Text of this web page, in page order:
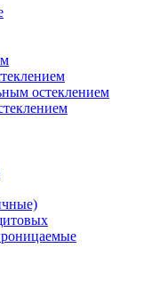
остеклением